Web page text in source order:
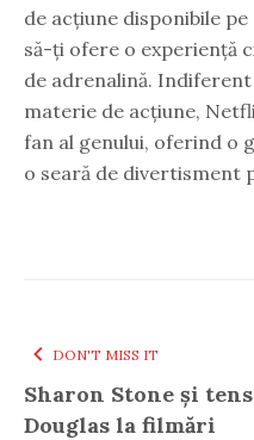
de acțiune disponibile
să-ți ofere o experiență
de adrenalină.
materie de acțiune,
fan al genului, oferind o
o seară de divertisment
DON'T MISS IT
Sharon Stone și
Douglas la filmări